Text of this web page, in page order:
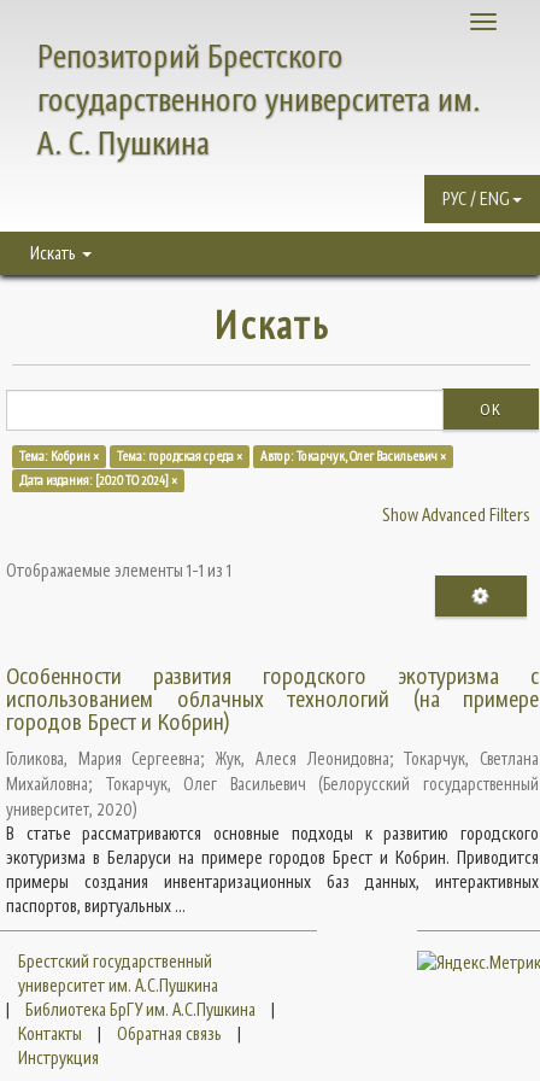
Toggle
Репозиторий Брестского
государственного университета им.
А. С. Пушкина
РУС / ENG
Искать
Искать
OK
Тема: Кобрин × Тема: городская среда ×
Автор: Токарчук, Олег Васильевич ×
Дата издания: [2020 TO 2024] ×
Show Advanced Filters
Отображаемые элементы 1-1 из 1
Особенности развития городского экотуризма с
использованием облачных технологий (на примере
городов Брест и Кобрин)
Голикова, Мария Сергеевна;Жук, Алеся Леонидовна;Токарчук, Светлана
Михайловна; Токарчук, Олег Васильевич (Белорусский государственный
университет, 2020)
В статье рассматриваются основные подходы к развитию городского
экотуризма в Беларуси на примере городов Брест и Кобрин. Приводится
примеры создания инвентаризационных баз данных, интерактивных
паспортов, виртуальных ...
Брестский государственный
университет им. А.С.Пушкина
|
Библиотека БрГУ им. А.С.Пушкина
|
Контакты
| Обратная связь
|
Инструкция